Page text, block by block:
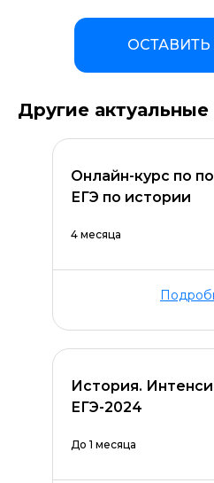
Другие актуальные
Онлайн-курс по
ЕГЭ по истории
4 месяца
История.
ЕГЭ-2024
До 1 месяца